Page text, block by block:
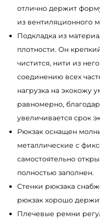
отлично держит
из вентиляционного
Подкладка из
плотности. Он
чистится, нити из
соединению всех
нагрузка на экокожу
равномерно,
увеличивается срок
Рюкзак оснащен
металлические с
самостоятельно
полностью заполнен.
Стенки рюкзака
рюкзак хорошо
Плечевые ремни